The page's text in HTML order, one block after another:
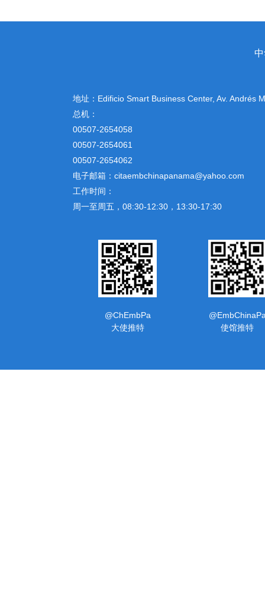
地址： Edificio Smart Business Center, Av. Andrés
总机：
00507-2654058
00507-2654061
00507-2654062
电子邮箱：citaembchinapanama@yahoo.com
工作时间：
周一至周五，08:30-12:30，13:30-17:30
@ChEmbPa
大使推特
使馆推特